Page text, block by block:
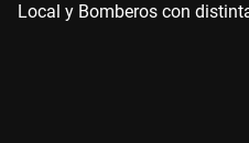
Local y Bomberos con